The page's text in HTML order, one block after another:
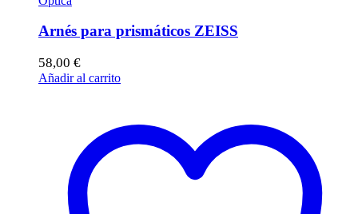
Arnés para prismáticos ZEISS
58,00 €
Añadir al carrito